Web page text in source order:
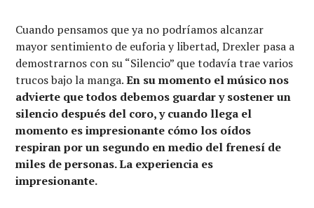
Cuando pensamos que ya no podríamos alcanzar
mayor sentimiento de euforia y libertad, Drexler pasa a
demostrarnos con su “Silencio” que todavía trae varios
trucos bajo la manga.En su momento el músico nos
advierte que todos debemos guardar y sostener un
silencio después del coro, y cuando llega el
momento es impresionante cómo los oídos
respiran por un segundo en medio del frenesí de
miles de personas. La experiencia es
impresionante.